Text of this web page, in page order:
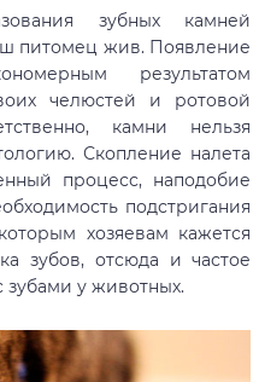
зубных камней
питомец жив. Появление
результатом
челюстей и ротовой
камни нельзя
Скопление налета
процесс, наподобие
подстригания
хозяевам кажется
зубов, отсюда и частое
у животных.